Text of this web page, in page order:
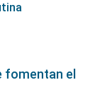
fomentan el